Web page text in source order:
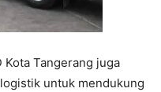
Kota Tangerang juga
untuk mendukung